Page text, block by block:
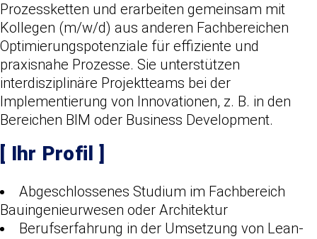
Prozessketten und erarbeiten gemeinsam mit
Kollegen (m/w/d) aus anderen Fachbereichen
Optimierungspotenziale für effiziente und
praxisnahe Prozesse. Sie unterstützen
interdisziplinäre Projektteams bei der
Implementierung von Innovationen, z. B. in den
Bereichen BIM oder Business Development.
[ Ihr Profil ]
Abgeschlossenes Studium im Fachbereich
Bauingenieurwesen oder Architektur
Berufserfahrung in der Umsetzung von Lean-